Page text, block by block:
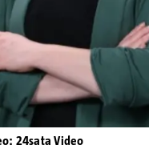
24sata Video